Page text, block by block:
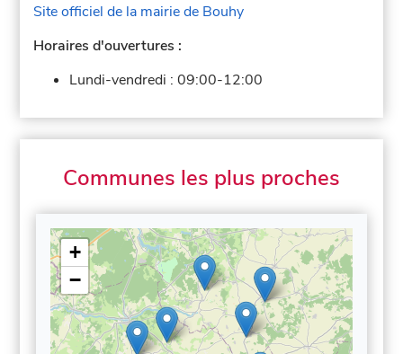
Site officiel de la mairie de Bouhy
Horaires d'ouvertures :
Lundi-vendredi :09:00-12:00
Communes les plus proches
+
−